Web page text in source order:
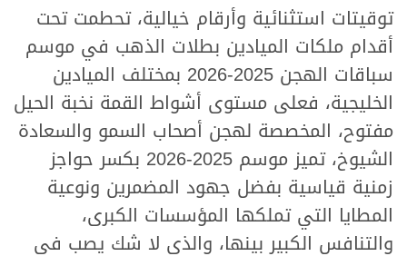
توقيتات استثنائية وأرقام خيالية، تحطمت تحت
أقدام ملكات الميادين بطلات الذهب في موسم
سباقات الهجن 2025-2026 بمختلف الميادين
الخليجية، فعلى مستوى أشواط القمة نخبة الحيل
مفتوح، المخصصة لهجن أصحاب السمو والسعادة
الشيوخ، تميز موسم 2025-2026 بكسر حواجز
زمنية قياسية بفضل جهود المضمرين ونوعية
المطايا التي تملكها المؤسسات الكبرى،
والتنافس الكبير بينها، والذي لا شك يصب في